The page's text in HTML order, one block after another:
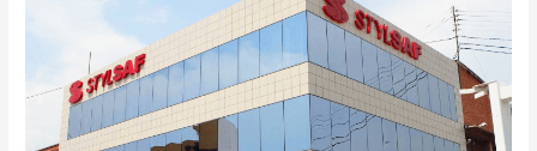
CASTELLÓN
APUESTA